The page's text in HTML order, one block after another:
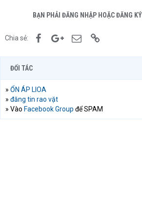
BẠN PHẢI ĐĂNG NHẬP HOẶC ĐĂNG
Chia sẻ: FacebookGoogle+Email
ĐỐI TÁC
» ỔN ÁP LIOA
» đăng tin rao vặt
» Vào Facebook Group để SPAM